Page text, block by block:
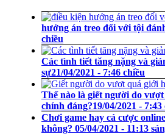
hưởng án treo đối với tội
chiều
Các tình tiết tăng nặng và
sự21/04/2021 - 7:46 chiều
Thế nào là giết người do
chính đáng?19/04/2021 - 7:43
Chơi game hay cá cược
không? 05/04/2021 - 11:13